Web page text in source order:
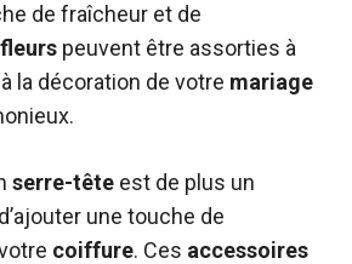
de fraîcheur et de
fleurs peuvent être assorties à
la décoration de votre mariage
serre-tête est de plus un
une touche de
coiffure. Ces accessoires